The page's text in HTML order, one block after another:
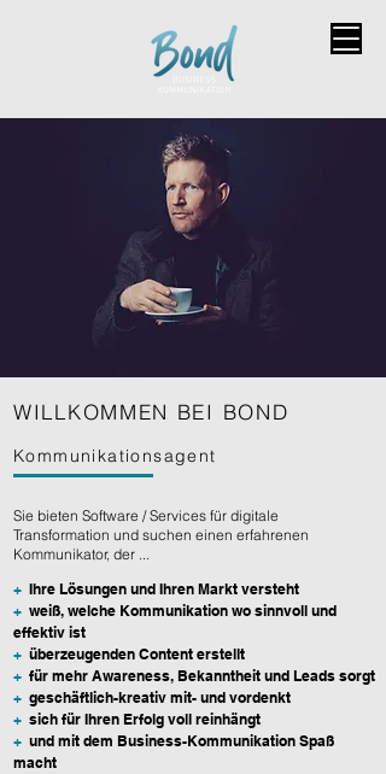
WILLKOMMEN BEI BOND
Kommunikationsagent
Sie bieten Software / Services für digitale
Transformation und suchen einen erfahrenen
Kommunikator, der ...
+ Ihre Lösungen und Ihren Markt versteht
+ weiß, welche Kommunikation wo sinnvoll und
effektiv ist
+ überzeugenden Content erstellt
+ für mehr Awareness, Bekanntheit und Leads sorgt
+ geschäftlich-kreativ mit- und vordenkt
+ sich für Ihren Erfolg voll reinhängt
+ und mit dem Business-Kommunikation Spaß
macht